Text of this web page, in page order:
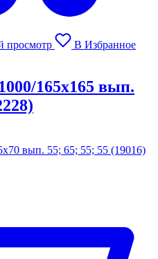
просмотр
В Избранное
165х165 вып.